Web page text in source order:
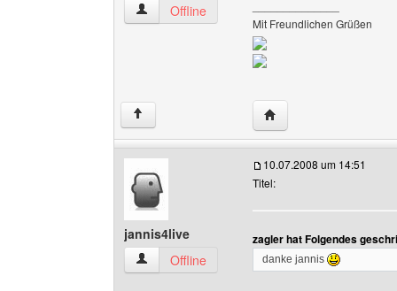
zagler Benutzer-Profile anzeigen
Offline
Mit Freundlichen Grüßen
↑ Website dieses
jannis4live
jannis4live Benutzer-Profile anzeigen
Offline
10.07.2008 um 14:51
Titel:
zagler hat Folgendes
danke jannis